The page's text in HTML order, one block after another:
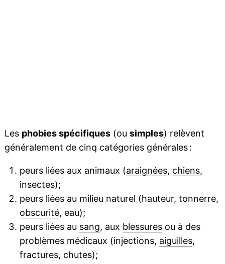
Les phobies spécifiques(ou simples) relèvent
généralement de cinq catégories générales :
peurs liées aux animaux (araignées, chiens,
insectes);
peurs liées au milieu naturel (hauteur, tonnerre,
obscurité, eau);
peurs liées au sang, aux blessuresou à des
problèmes médicaux (injections, aiguilles,
fractures, chutes);